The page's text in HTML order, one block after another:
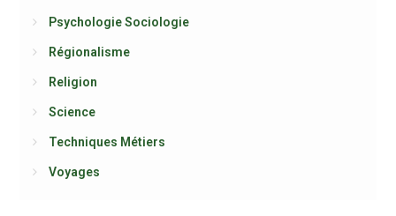
Psychologie Sociologie
Régionalisme
Religion
Science
Techniques Métiers
Voyages